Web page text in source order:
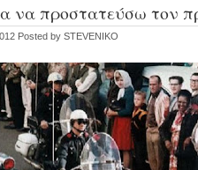
να προστατεύσω τον
Posted by STEVENIKO